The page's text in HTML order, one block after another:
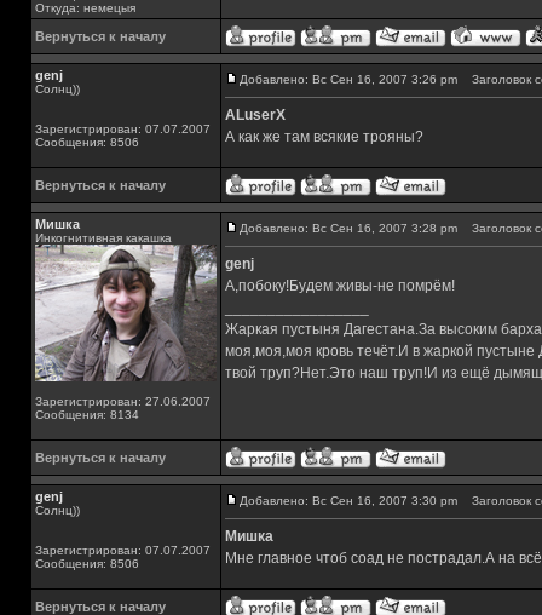
Откуда: немецыя
Вернуться к началу
genj
Солнц))
Зарегистрирован: 07.07.2007
Сообщения: 8506
Добавлено: Вс Сен 16, 2007 3:26 pm Заголовок
ALuserX
А как же там всякие трояны?
Вернуться к началу
Мишка
Инкогнитивная какашка
Зарегистрирован: 27.06.2007
Сообщения: 8134
Добавлено: Вс Сен 16, 2007 3:28 pm Заголовок
genj
А,побоку!Будем живы-не помрём!
Жаркая пустыня Дагестана.За высоким
моя,моя,моя кровь течёт.И в жаркой
твой труп?Нет.Это наш труп!И из ещё
Вернуться к началу
genj
Солнц))
Зарегистрирован: 07.07.2007
Сообщения: 8506
Добавлено: Вс Сен 16, 2007 3:30 pm Заголовок
Мишка
Мне главное чтоб соад не пострадал.А на
Вернуться к началу